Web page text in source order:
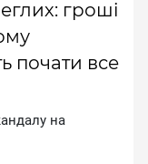
гроші
почати все
нa